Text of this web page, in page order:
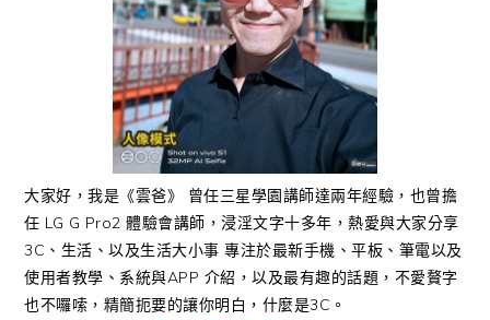
大家好，我是《雲爸》 曾任三星學園講師達兩年經驗，也曾擔
任 LG G Pro2 體驗會講師，浸淫文字十多年，熱愛與大家分享
3C、生活、以及生活大小事 專注於最新手機、平板、筆電以及
使用者教學、系統與APP 介紹，以及最有趣的話題，不愛贅字
也不囉嗦，精簡扼要的讓你明白，什麼是3C。